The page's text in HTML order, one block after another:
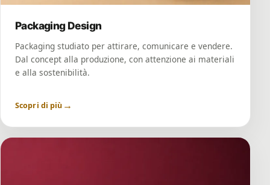
Packaging Design
Packaging studiato per attirare, comunicare e vendere.
Dal concept alla produzione, con attenzione ai materiali
e alla sostenibilità.
Scopri di più →